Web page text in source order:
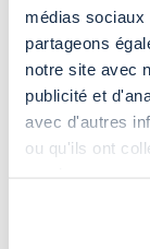
médias sociaux
partageons
notre site avec
publicité et
avec d'autres
ou qu'ils ont
Cuero